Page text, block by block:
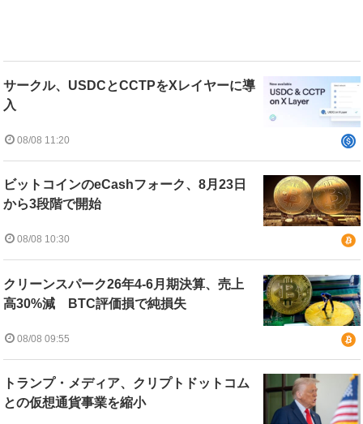
サークル、USDCとCCTPをXレイヤーに導
入
08/08 11:20
ビットコインのeCashフォーク、8月23日
から3段階で開始
08/08 10:30
クリーンスパーク26年4-6月期決算、売上
高30%減 BTC評価損で純損失
08/08 09:55
トランプ・メディア、クリプトドットコム
との仮想通貨事業を縮小